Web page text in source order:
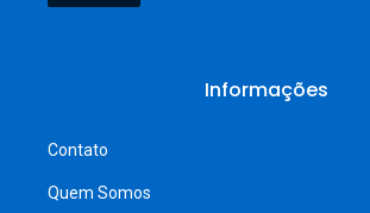
Informações
Contato
Quem Somos